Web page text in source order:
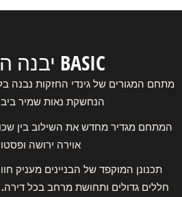
BASIC יבנה הירוקה
מתחם המגורים של גינדי החזקות נבנה
הנחשקת נאות שמיר
המתחם מגדיר מחדש את השילוב בין
אוירה ירושה
תכנונן המוקפד של הבניינים מעניק
חללים גדולים ותחושת מרחב בכל